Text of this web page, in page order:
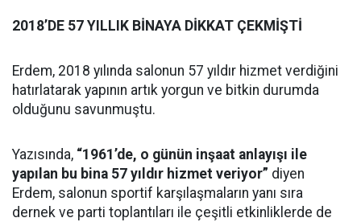
2018’DE 57 YILLIK BİNAYA DİKKAT ÇEKMİŞTİ
Erdem, 2018 yılında salonun 57 yıldır hizmet verdiğini
hatırlatarak yapının artık yorgun ve bitkin durumda
olduğunu savunmuştu.
Yazısında, “1961’de, o günün inşaat anlayışı ile
yapılan bu bina 57 yıldır hizmet veriyor” diyen
Erdem, salonun sportif karşılaşmaların yanı sıra
dernek ve parti toplantıları ile çeşitli etkinliklerde de